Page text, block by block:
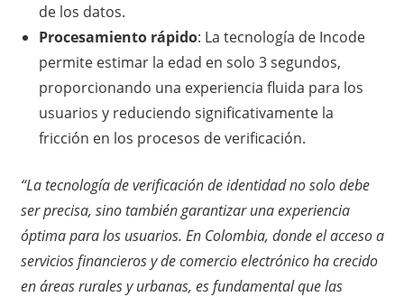
de los datos.
Procesamiento rápido: La tecnología de Incode
permite estimar la edad en solo 3 segundos,
proporcionando una experiencia fluida para los
usuarios y reduciendo significativamente la
fricción en los procesos de verificación.
“La tecnología de verificación de identidad no solo debe
ser precisa, sino también garantizar una experiencia
óptima para los usuarios. En Colombia, donde el acceso a
servicios financieros y de comercio electrónico ha crecido
en áreas rurales y urbanas, es fundamental que las